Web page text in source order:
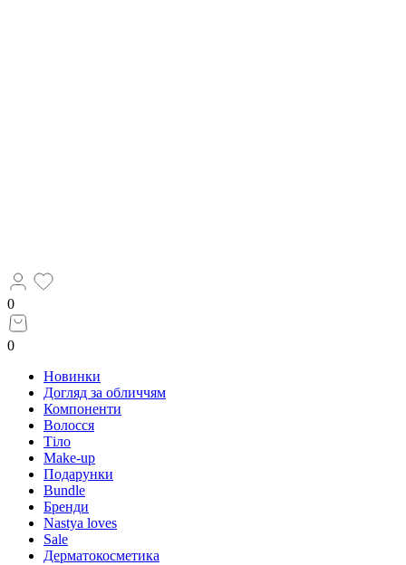
0
0
Новинки
Догляд за обличчям
Компоненти
Волосся
Тіло
Make-up
Подарунки
Bundle
Бренди
Nastya loves
Sale
Дерматокосметика